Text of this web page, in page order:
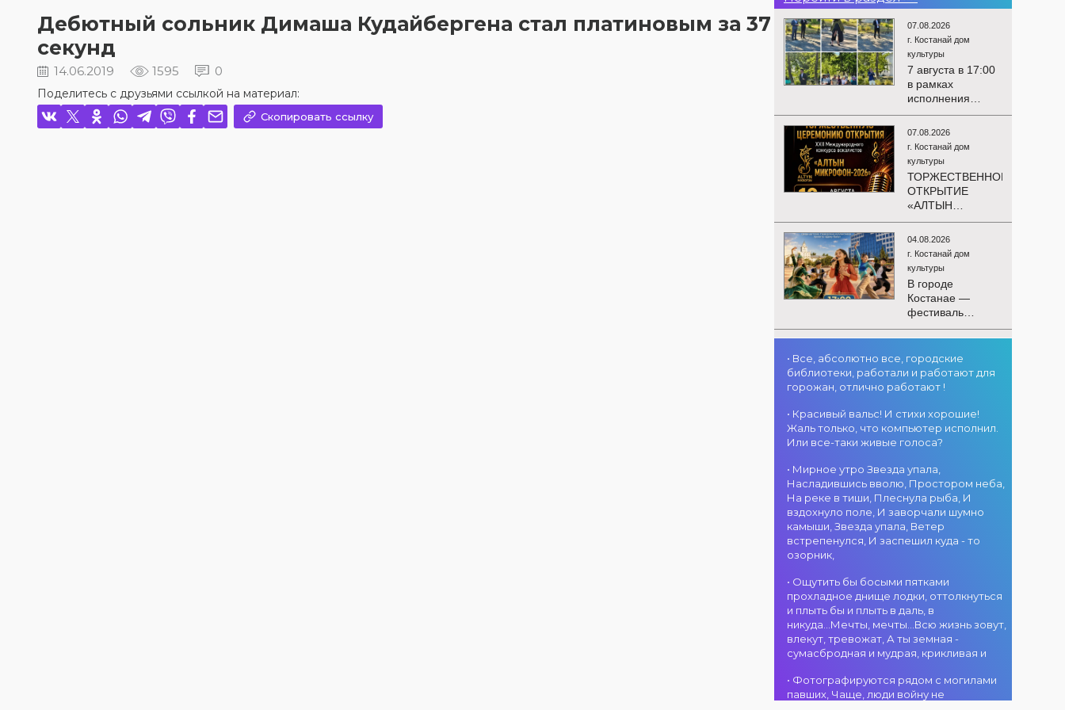
Дебютный сольник Димаша Кудайбергена стал платиновым за 37
секунд
14.06.2019 1595 0
Поделитесь с друзьями ссылкой на материал:
Скопировать ссылку
07.08.2026
г. Костанай дом
культуры
7 августа в 17:00
в рамках
исполнения
показателей КРІ в
соответствии с
утверждённым
состоялся
выездной концерт
посвященной
экологической
акции «Таза
Казахстан». в
Мендыкаринский
район (п. Красная
Пресня)
07.08.2026
г. Костанай дом
культуры
ТОРЖЕСТВЕННОЕ
ОТКРЫТИЕ
«АЛТЫН
МИКРОФОН –
2026»
Приглашаем вас
торжественную
церемонию
открытия XXII
Международного
конкурса
«Алтын
микрофон –
2026»! В этот
исполнители из
разных стран
встретятся на
чтобы открыть
яркий праздник
музыки и
творчества.
Станьте
свидетелями
Приходите
поддержать
04.08.2026
г. Костанай дом
культуры
В городе
Костанае —
фестиваль
детского
творчества
«Алтын дән»! 15
августа на
площади
акимата
состоится
фестиваль
участием детских
творческих
коллективов
проекта «Даму
бала»! Вас ждут
яркие
прекрасные
песни,
зажигательные
танцы и
праздничное
настроение!
г. Костанай дом
культуры
В День города —
«Карнавал»! 15
августа на
площади
акимата
состоится
концертная
программа
ансамбля танца
«Карнавал»!
Фахрутдинов. Вас
ждут зрелищные
хореографические
образы,
зажигательные
ритмы и
праздничное
г. Костанай дом
культуры
В День города —
DJ-программа
«MOVE &
DANCE»! 14
областного
акимата
состоится
праздничная DJ-
программа! Вас
ждут
музыкальные
хиты,
культуры
Костанай
завоевал Гран-
г. Костанай дом
культуры
• Все, абсолютно все, городские
библиотеки, работали и работают для
горожан, отлично работают !
• Красивый вальс! И стихи хорошие!
Жаль только, что компьютер исполнил.
Или все-таки живые голоса?
• Мирное утро Звезда упала,
Насладившись вволю, Простором неба,
На реке в тиши, Плеснула рыба, И
вздохнуло поле, И заворчали шумно
камыши, Звезда упала, Ветер
встрепенулся, И заспешил куда - то
озорник,
• Ощутить бы босыми пятками
прохладное днище лодки, оттолкнуться
и плыть бы и плыть в даль, в
никуда...Мечты, мечты...Всю жизнь зовут,
влекут, тревожат, А ты земная -
сумасбродная и мудрая, крикливая и
• Фотографируются рядом с могилами
павших, Чаще, люди войну не